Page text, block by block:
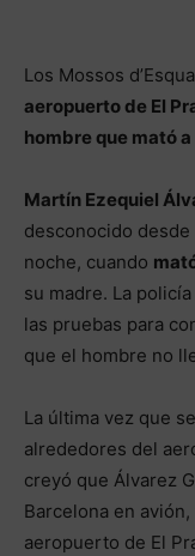
Los Mossos
aeropuerto de El
hombre que mató a
Martín Ezequiel
desconocido
noche, cuando
su madre. La
las pruebas para
que el hombre no
La última vez que
alrededores del
creyó que Álvarez
Barcelona en
aeropuerto de El